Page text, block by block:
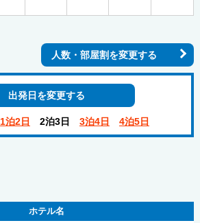
人数・部屋割を変更する
出発日を変更する
1泊2日 2泊3日 3泊4日 4泊5日
ホテル名